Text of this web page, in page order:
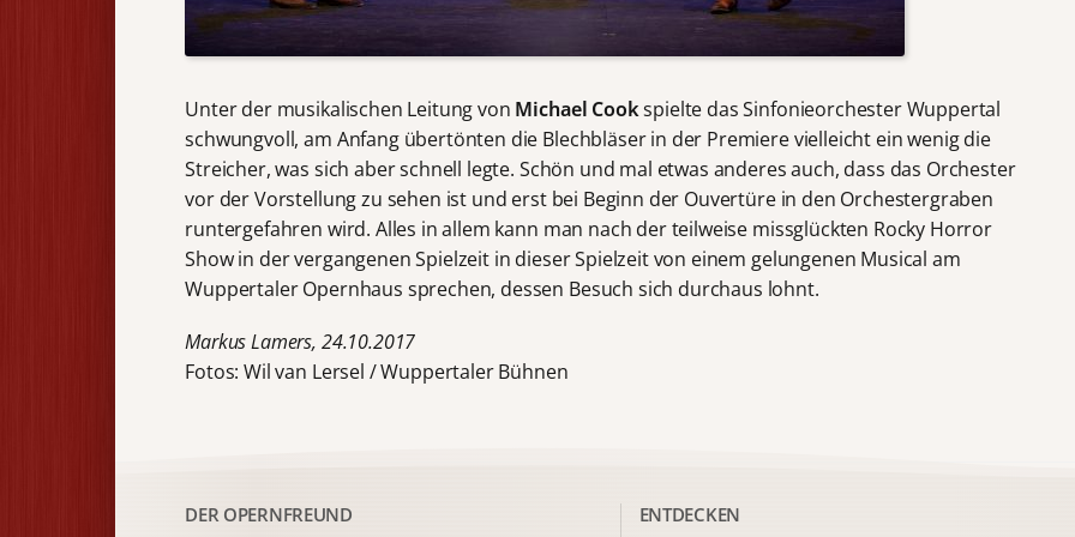
Unter der musikalischen Leitung von Michael Cookspielte das Sinfonieorchester Wuppertal
schwungvoll, am Anfang übertönten die Blechbläser in der Premiere vielleicht ein wenig die
Streicher, was sich aber schnell legte. Schön und mal etwas anderes auch, dass das Orchester
vor der Vorstellung zu sehen ist und erst bei Beginn der Ouvertüre in den Orchestergraben
runtergefahren wird. Alles in allem kann man nach der teilweise missglückten Rocky Horror
Show in der vergangenen Spielzeit in dieser Spielzeit von einem gelungenen Musical am
Wuppertaler Opernhaus sprechen, dessen Besuch sich durchaus lohnt.
Markus Lamers, 24.10.2017
Fotos: Wil van Lersel / Wuppertaler Bühnen
DER OPERNFREUND ENTDECKEN